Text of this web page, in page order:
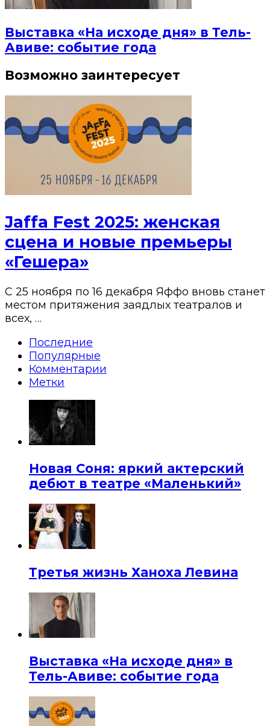
Выставка «На исходе дня» в Тель-
Авиве: событие года
Возможно заинтересует
Jaffa Fest 2025: женская
сцена и новые премьеры
«Гешера»
С 25 ноября по 16 декабря Яффо вновь станет
местом притяжения заядлых театралов и
всех, …
Последние
Популярные
Комментарии
Метки
Новая Соня: яркий актерский
дебют в театре «Маленький»
Третья жизнь Ханоха Левина
Выставка «На исходе дня» в
Тель-Авиве: событие года